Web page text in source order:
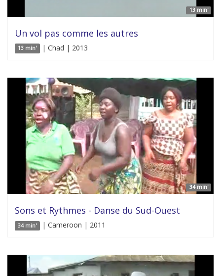
13 min'
Un vol pas comme les autres
13 min' | Chad | 2013
34 min'
Sons et Rythmes - Danse du Sud-Ouest
34 min' | Cameroon | 2011